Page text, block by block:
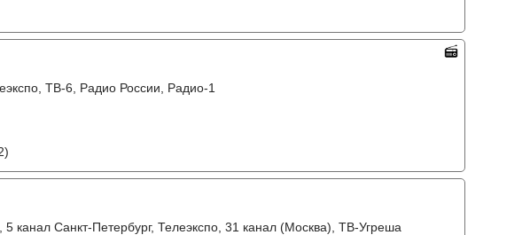
ТВ-6, Радио России, Радио-1
Санкт-Петербург, Телеэкспо, 31 канал (Москва), ТВ-Угреша